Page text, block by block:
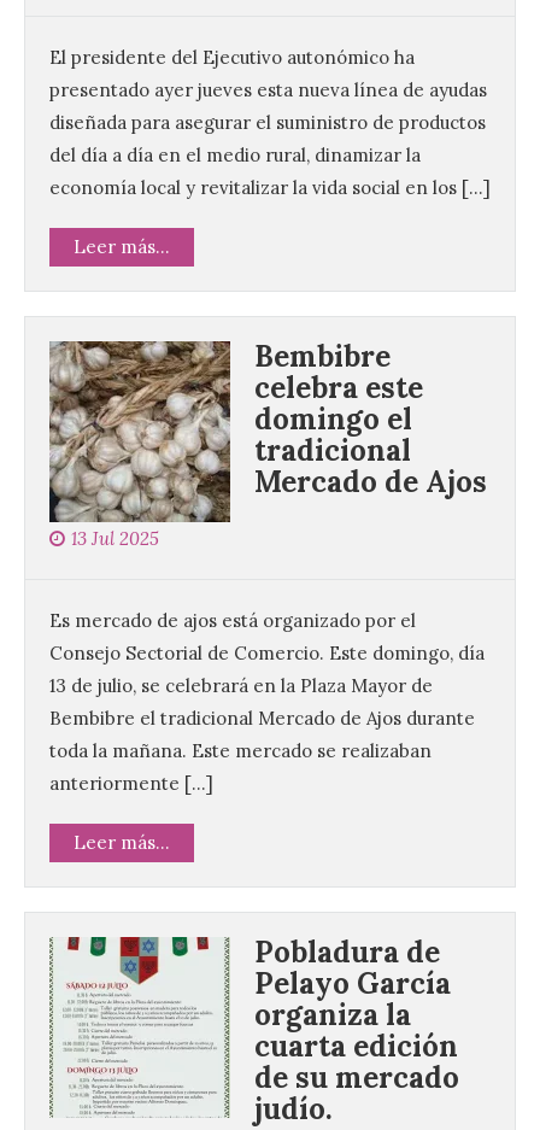
El presidente del Ejecutivo autonómico ha
presentado ayer jueves esta nueva línea de ayudas
diseñada para asegurar el suministro de productos
del día a día en el medio rural, dinamizar la
economía local y revitalizar la vida social en los […]
Leer más...
Bembibre
celebra este
domingo el
tradicional
Mercado de Ajos
13 Jul 2025
Es mercado de ajos está organizado por el
Consejo Sectorial de Comercio. Este domingo, día
13 de julio, se celebrará en la Plaza Mayor de
Bembibre el tradicional Mercado de Ajos durante
toda la mañana. Este mercado se realizaban
anteriormente […]
Leer más...
Pobladura de
Pelayo García
organiza la
cuarta edición
de su mercado
judío.